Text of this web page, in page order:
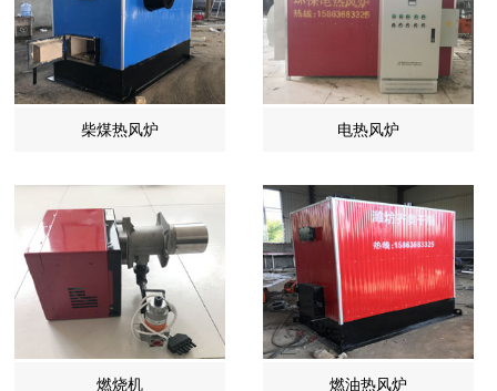
柴煤热风炉 电热风炉
燃烧机 燃油热风炉